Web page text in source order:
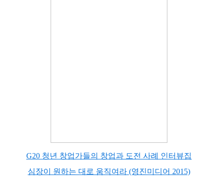
G20 청년 창업가들의 창업과 도전 사례 인터뷰집
심장이 원하는 대로 움직여라 (영진미디어 2015)